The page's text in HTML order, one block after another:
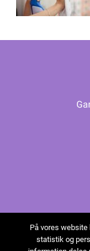
På vores
statistik og